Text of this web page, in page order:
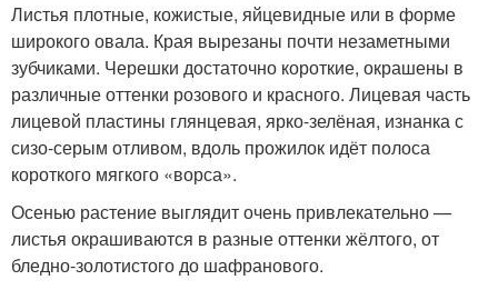
Листья плотные, кожистые, яйцевидные или в форме
широкого овала. Края вырезаны почти незаметными
зубчиками. Черешки достаточно короткие, окрашены в
различные оттенки розового и красного. Лицевая часть
лицевой пластины глянцевая, ярко-зелёная, изнанка с
сизо-серым отливом, вдоль прожилок идёт полоса
короткого мягкого «ворса».
Осенью растение выглядит очень привлекательно —
листья окрашиваются в разные оттенки жёлтого, от
бледно-золотистого до шафранового.